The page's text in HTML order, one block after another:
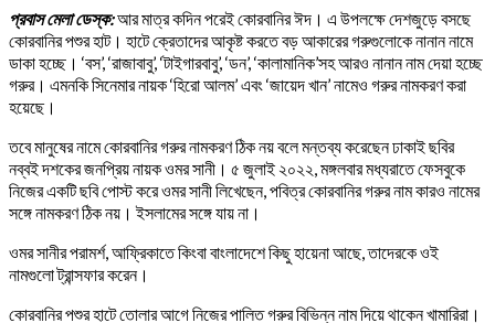
প্রবাস মেলা ডেস্ক:আর মাত্র কদিন পরেই কোরবানির ঈদ। এ উপলক্ষে দেশজুড়ে বসছে
কোরবানির পশুর হাট। হাটে ক্রেতাদের আকৃষ্ট করতে বড় আকারের গরুগুলোকে নানান নামে
ডাকা হচ্ছে। ‘বস’, ‘রাজাবাবু’, ‘টাইগারবাবু’, ‘ডন’, ‘কালামানিক’সহ আরও নানান নাম দেয়া হচ্ছে
গরুর। এমনকি সিনেমার নায়ক ‘হিরো আলম’ এবং ‘জায়েদ খান’ নামেও গরুর নামকরণ করা
হয়েছে।
তবে মানুষের নামে কোরবানির গরুর নামকরণ ঠিক নয় বলে মন্তব্য করেছেন ঢাকাই ছবির
নব্বই দশকের জনপ্রিয় নায়ক ওমর সানী। ৫ জুলাই ২০২২, মঙ্গলবার মধ্যরাতে ফেসবুকে
নিজের একটি ছবি পোস্ট করে ওমর সানী লিখেছেন, পবিত্র কোরবানির গরুর নাম কারও নামের
সঙ্গে নামকরণ ঠিক নয়। ইসলামের সঙ্গে যায় না।
ওমর সানীর পরামর্শ, আফ্রিকাতে কিংবা বাংলাদেশে কিছু হায়েনা আছে, তাদেরকে ওই
নামগুলো ট্রান্সফার করেন।
কোরবানির পশুর হাটে তোলার আগে নিজের পালিত গরুর বিভিন্ন নাম দিয়ে থাকেন খামারিরা।